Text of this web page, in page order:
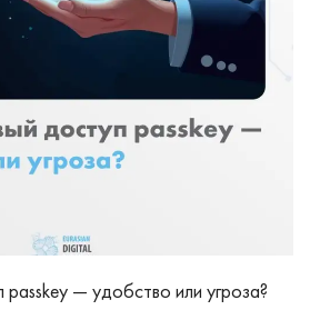
— удобство или угроза?